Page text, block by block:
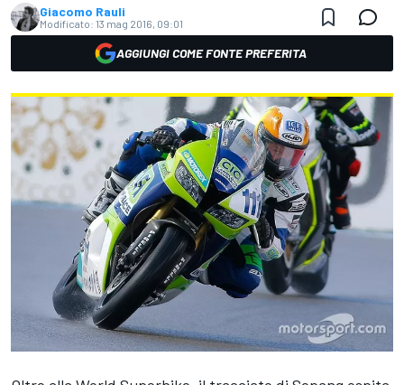
Giacomo Rauli
Modificato: 13 mag 2016, 09:01
AGGIUNGI COME FONTE PREFERITA